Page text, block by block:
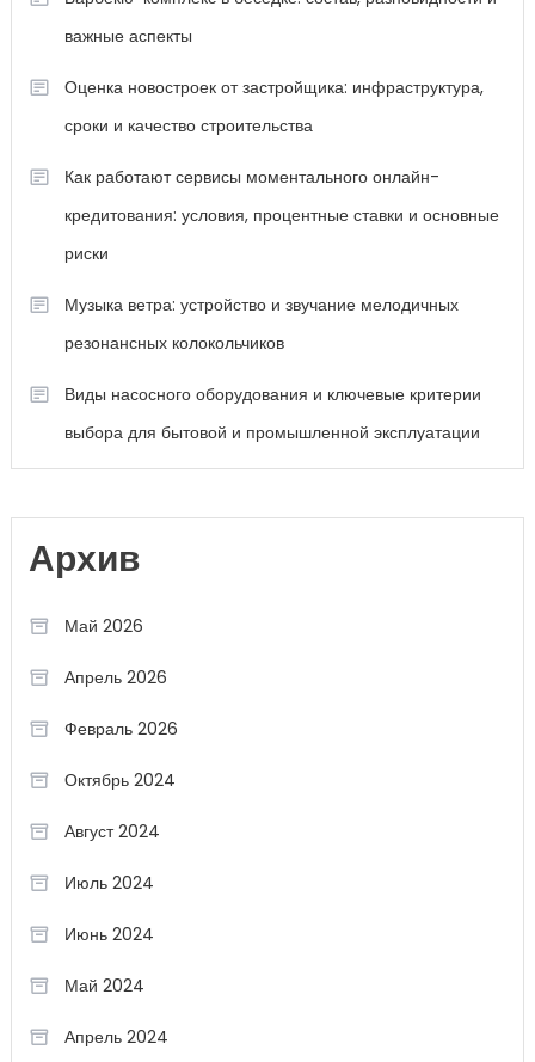
важные аспекты
Оценка новостроек от застройщика: инфраструктура,
сроки и качество строительства
Как работают сервисы моментального онлайн-
кредитования: условия, процентные ставки и основные
риски
Музыка ветра: устройство и звучание мелодичных
резонансных колокольчиков
Виды насосного оборудования и ключевые критерии
выбора для бытовой и промышленной эксплуатации
Архив
Май 2026
Апрель 2026
Февраль 2026
Октябрь 2024
Август 2024
Июль 2024
Июнь 2024
Май 2024
Апрель 2024